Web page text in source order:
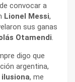
convocar a
Lionel Messi,
sus ganas
Otamendi.
digo que
argentina,
, me